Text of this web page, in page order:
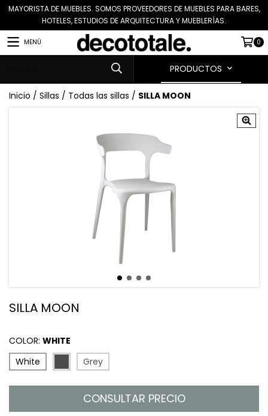
MAYORISTA DE MUEBLES. SOMOS PROVEEDORES DE MUEBLES PARA BARES,
HOTELES, ESTUDIOS DE ARQUITECTURA Y MUEBLERÍAS.
MENÚ 0
PRODUCTOS
Inicio / Sillas / Todas las sillas / SILLA MOON
SILLA MOON
COLOR: WHITE
White
Grey